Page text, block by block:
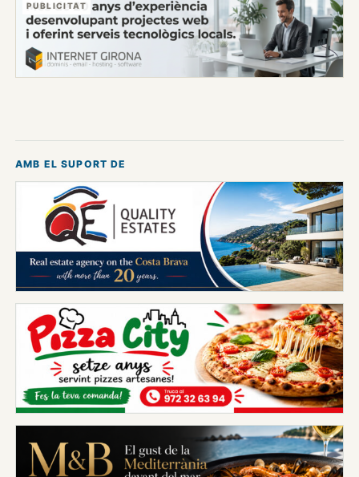
PUBLICITAT
AMB EL SUPORT DE